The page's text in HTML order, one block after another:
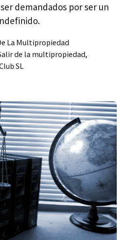
demandados por ser un
La Multipropiedad
de la multipropiedad,
SL